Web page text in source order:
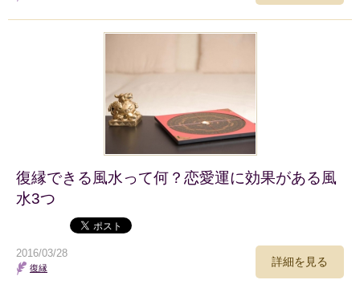
復縁できる風水って何？恋愛運に効果がある風
水3つ
2016/03/28
復縁 詳細を見る